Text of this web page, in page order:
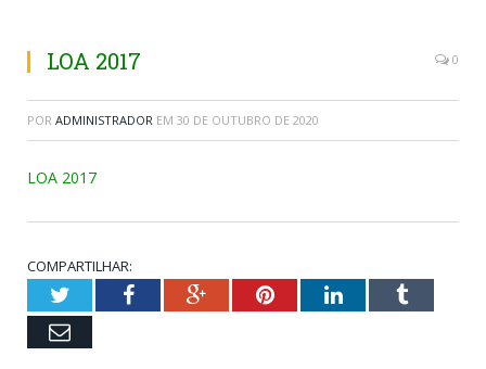
LOA 2017 0
POR ADMINISTRADOR EM 30 DE OUTUBRO DE 2020
LOA 2017
COMPARTILHAR:
TwitterFacebookGoogle+PinterestLinkedInTumblr
Email